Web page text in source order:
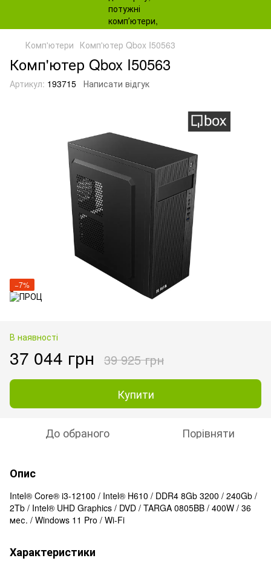
Комп'ютери Комп'ютер Qbox I50563
Комп'ютер Qbox I50563
Артикул: 193715 Написати відгук
−7%
В наявності
37 044 грн 39 925 грн
Купити
До обраного Порівняти
Опис
Intel® Core® i3-12100 / Intel® H610 / DDR4 8Gb 3200 / 240Gb /
2Tb / Intel® UHD Graphics / DVD / TARGA 0805BB / 400W / 36
мес. / Windows 11 Pro / Wi-Fi
Характеристики